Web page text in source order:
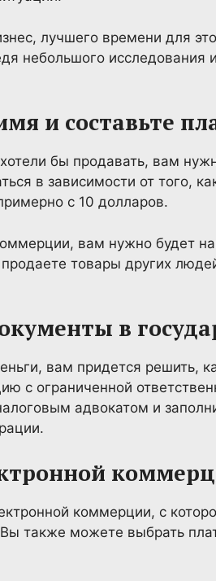
лучшего времени для
небольшого
и составьте
бы продавать, вам
в зависимости от того,
с 10 долларов.
вам нужно будет
товары других
в
вам придется решить,
с ограниченной
адвокатом и
коммерции, с
также можете выбрать